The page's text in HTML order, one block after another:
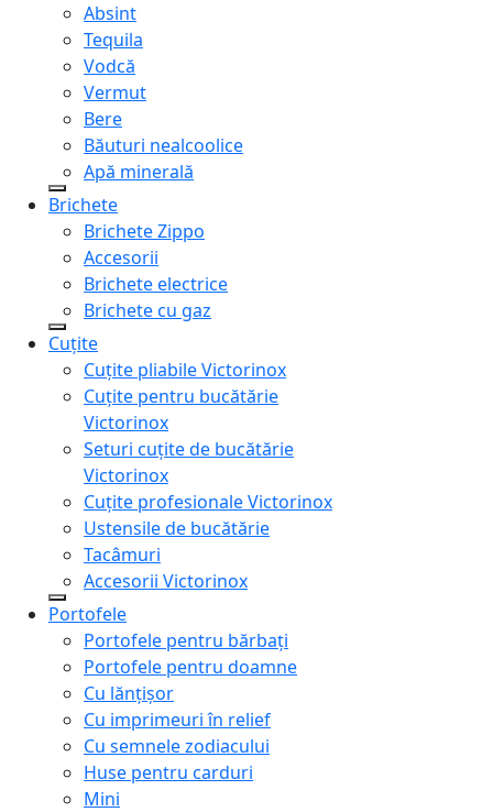
Absint
Tequila
Vodcă
Vermut
Bere
Băuturi nealcoolice
Apă minerală
Brichete
Brichete Zippo
Accesorii
Brichete electrice
Brichete cu gaz
Cuțite
Cuțite pliabile Victorinox
Cuțite pentru bucătărie
Victorinox
Seturi cuțite de bucătărie
Victorinox
Cuțite profesionale Victorinox
Ustensile de bucătărie
Tacâmuri
Accesorii Victorinox
Portofele
Portofele pentru bărbați
Portofele pentru doamne
Cu lănțișor
Cu imprimeuri în relief
Cu semnele zodiacului
Huse pentru carduri
Mini